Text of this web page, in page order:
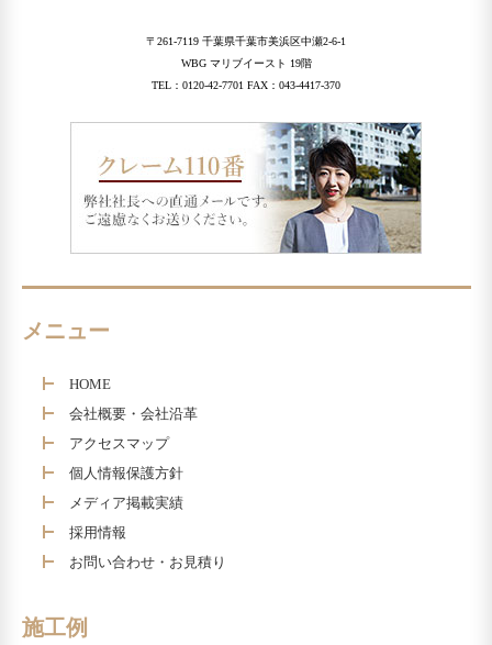
〒261-7119 千葉県千葉市美浜区中瀬2-6-1
WBG マリブイースト 19階
TEL：0120-42-7701 FAX：043-4417-370
メニュー
HOME
会社概要・会社沿革
アクセスマップ
個人情報保護方針
メディア掲載実績
採用情報
お問い合わせ・お見積り
施工例